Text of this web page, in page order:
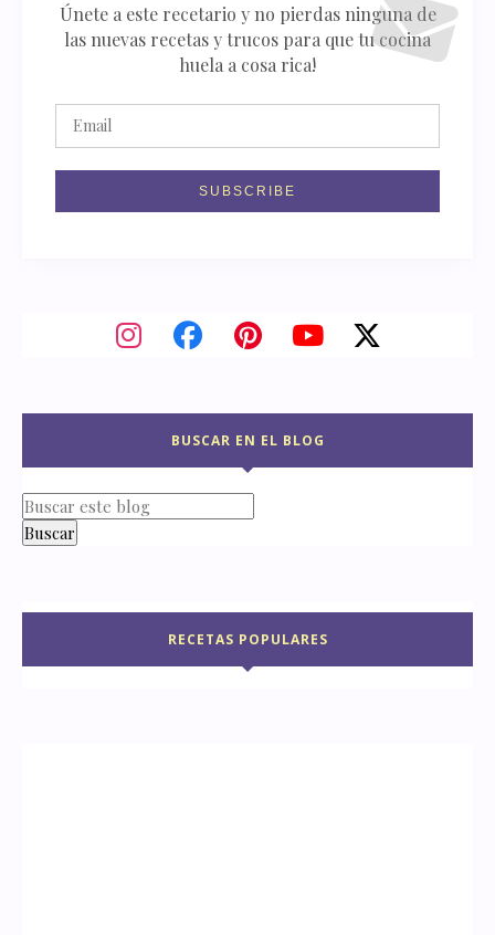
Únete a este recetario y no pierdas ninguna de
las nuevas recetas y trucos para que tu cocina
huela a cosa rica!
BUSCAR EN EL BLOG
RECETAS POPULARES